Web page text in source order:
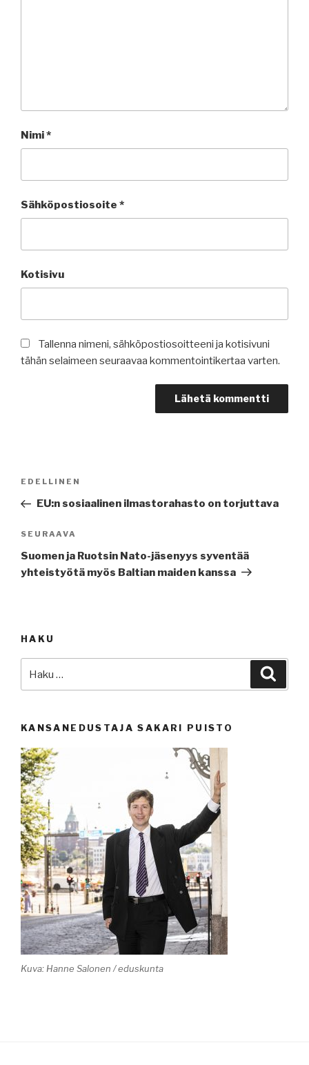
Nimi*
Sähköpostiosoite *
Kotisivu
Tallenna nimeni, sähköpostiosoitteeni ja kotisivuni
tähän selaimeen seuraavaa kommentointikertaa varten.
Edellinen
artikkeli
EDELLINEN
EU:n sosiaalinen ilmastorahasto on torjuttava
Seuraava
artikkeli
SEURAAVA
Suomen ja Ruotsin Nato-jäsenyys syventää
yhteistyötä myös Baltian maiden kanssa
HAKU
KANSANEDUSTAJA SAKARI PUISTO
Kuva: Hanne Salonen / eduskunta